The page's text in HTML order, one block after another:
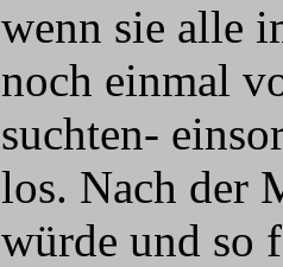
wenn sie alle
noch einmal
suchten-
los. Nach der
würde und so